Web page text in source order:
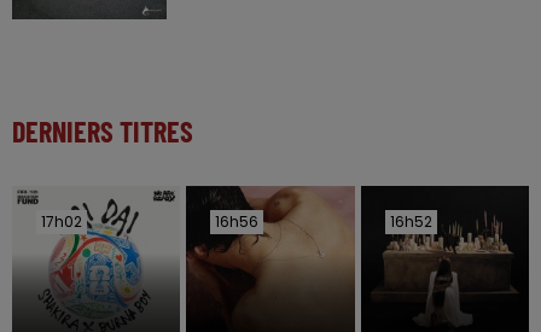
DERNIERS TITRES
17h02
17h02 16h56
16h56 16h52
16h52